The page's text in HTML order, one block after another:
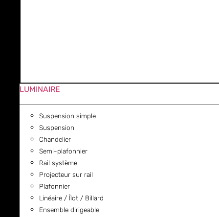
LUMINAIRE
Suspension simple
Suspension
Chandelier
Semi-plafonnier
Rail système
Projecteur sur rail
Plafonnier
Linéaire / Îlot / Billard
Ensemble dirigeable